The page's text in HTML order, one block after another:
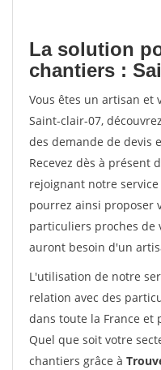
La solution
chantiers :
Vous êtes un artisan et
Saint-clair-07,
des demande de devis
Recevez dès à présent
rejoignant notre
pourrez ainsi proposer
particuliers proches de
auront besoin d'un
L'utilisation de notre
relation avec des
dans toute la France et
Quel que soit votre
chantiers grâce à